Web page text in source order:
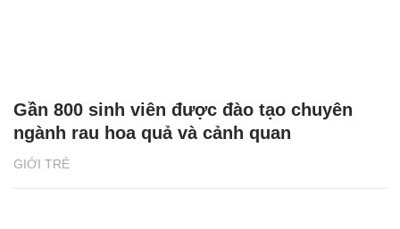
GIỚI TRẺ
Gần 800 sinh viên được đào tạo chuyên
ngành rau hoa quả và cảnh quan